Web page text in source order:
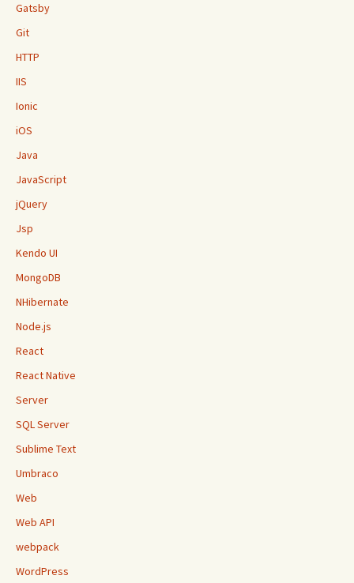
Gatsby
Git
HTTP
IIS
Ionic
iOS
Java
JavaScript
jQuery
Jsp
Kendo UI
MongoDB
NHibernate
Node.js
React
React Native
Server
SQL Server
Sublime Text
Umbraco
Web
Web API
webpack
WordPress